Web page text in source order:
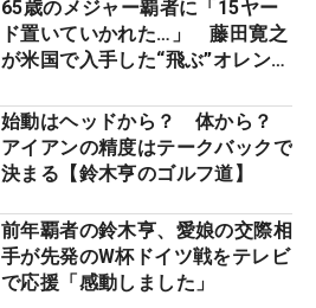
65歳のメジャー覇者に「15ヤー
ド置いていかれた…」 藤田寛之
が米国で入手した“飛ぶ”オレンジ
始動はヘッドから？ 体から？
アイアンの精度はテークバックで
決まる【鈴木亨のゴルフ道】
前年覇者の鈴木亨、愛娘の交際相
手が先発のW杯ドイツ戦をテレビ
で応援「感動しました」